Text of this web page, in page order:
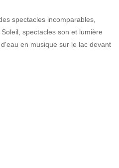
spectacles incomparables,
spectacles son et lumière
en musique sur le lac devant